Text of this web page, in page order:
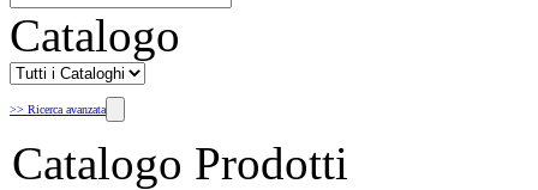
Catalogo
>> Ricerca avanzata
Catalogo Prodotti